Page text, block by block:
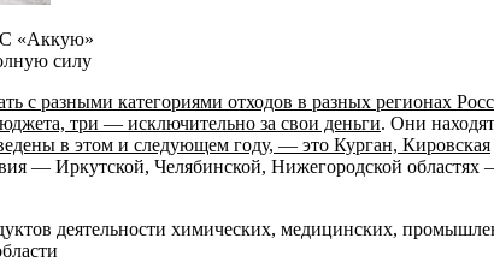
«Аккую»
силу
с разными категориями отходов в разных регионах
три — исключительно за свои деньги. Они
в этом и следующем году, — это Курган, Кировская
— Иркутской, Челябинской, Нижегородской